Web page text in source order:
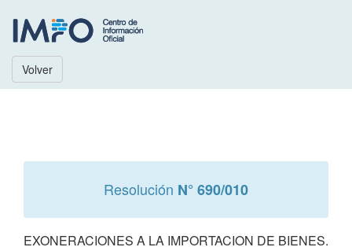
Volver
Resolución N° 690/010
EXONERACIONES A LA IMPORTACION DE BIENES.